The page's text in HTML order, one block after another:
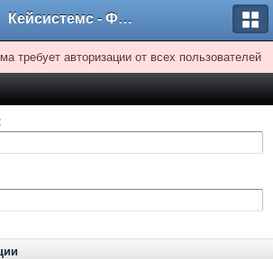
Кейсистемс - Форумы
требует авторизации от всех пользователей